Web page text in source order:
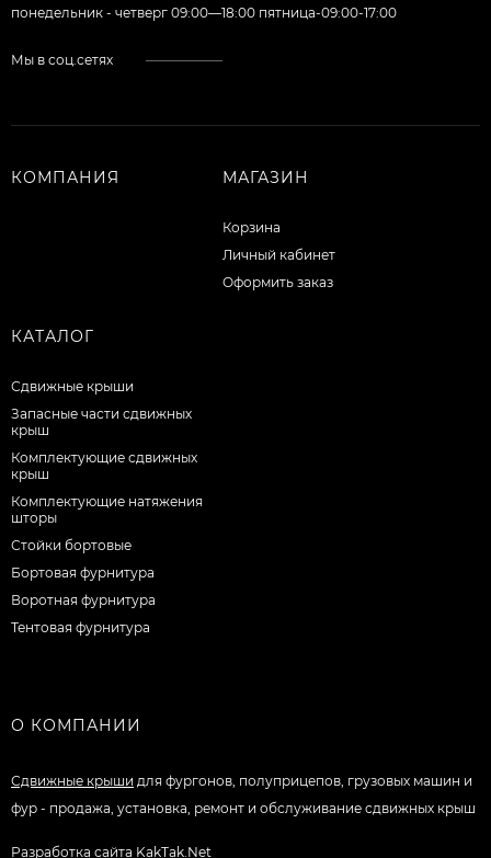
понедельник - четверг 09:00—18:00 пятница-09:00-17:00
Мы в соц.сетях
КОМПАНИЯ МАГАЗИН
Корзина
Личный кабинет
Оформить заказ
КАТАЛОГ
Сдвижные крыши
Запасные части сдвижных
крыш
Комплектующие сдвижных
крыш
Комплектующие натяжения
шторы
Стойки бортовые
Бортовая фурнитура
Воротная фурнитура
Тентовая фурнитура
О КОМПАНИИ
Сдвижные крыши для фургонов, полуприцепов, грузовых машин и
фур - продажа, установка, ремонт и обслуживание сдвижных крыш
Разработка сайта KakTak.Net